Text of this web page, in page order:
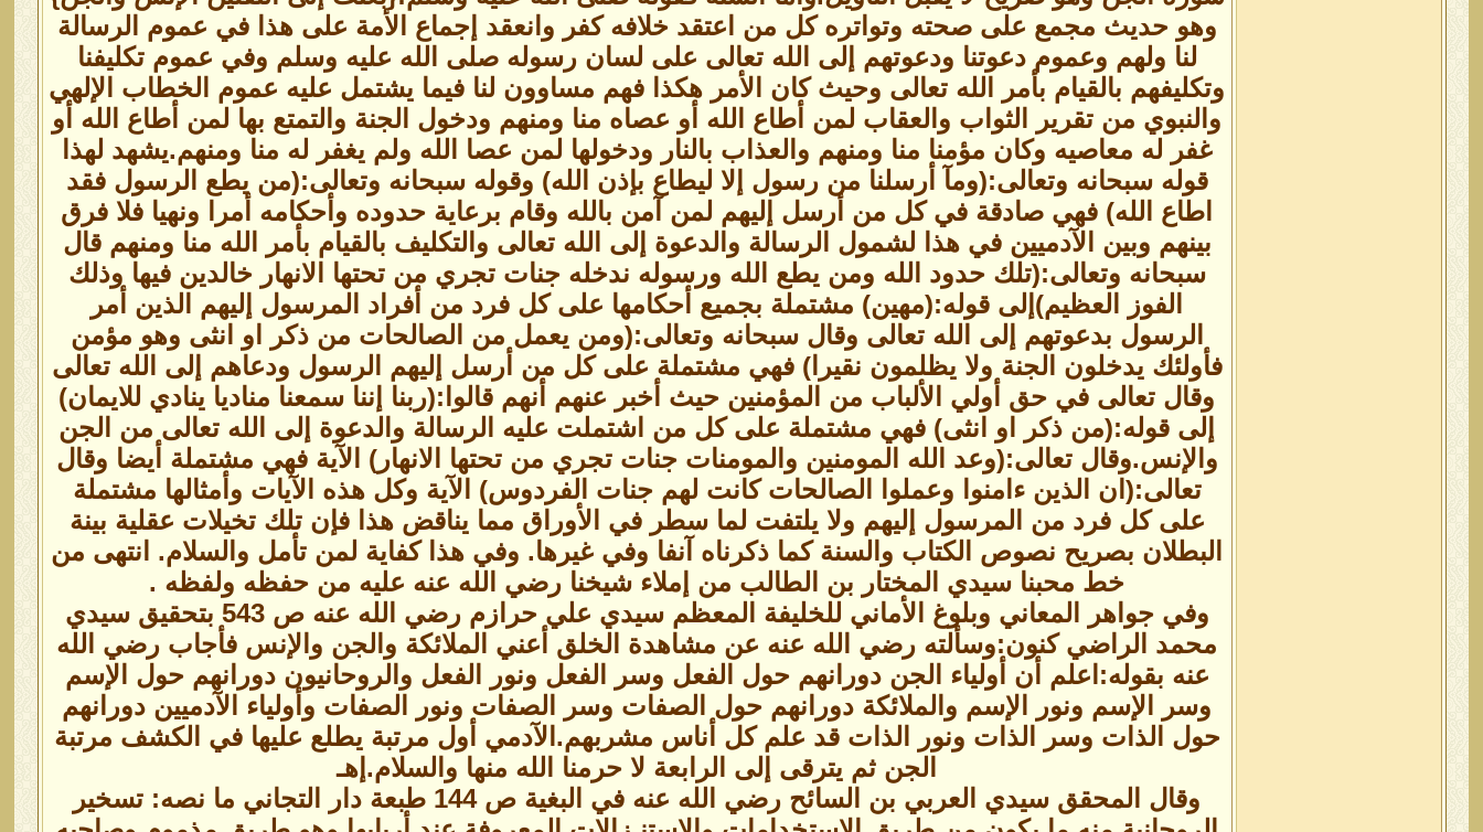
وهو حديث مجمع على صحته وتواتره كل من اعتقد خلافه كفر وانعقد إجماع الأمة على هذا في عموم الرسالة
لنا ولهم وعموم دعوتنا ودعوتهم إلى الله تعالى على لسان رسوله صلى الله عليه وسلم وفي عموم تكليفنا
وتكليفهم بالقيام بأمر الله تعالى وحيث كان الأمر هكذا فهم مساوون لنا فيما يشتمل عليه عموم الخطاب الإلهي
والنبوي من تقرير الثواب والعقاب لمن أطاع الله أو عصاه منا ومنهم ودخول الجنة والتمتع بها لمن أطاع الله أو
غفر له معاصيه وكان مؤمنا منا ومنهم والعذاب بالنار ودخولها لمن عصا الله ولم يغفر له منا ومنهم.يشهد لهذا
قوله سبحانه وتعالى:(ومآ أرسلنا من رسول إلا ليطاع بإذن الله) وقوله سبحانه وتعالى:(من يطع الرسول فقد
اطاع الله) فهي صادقة في كل من أرسل إليهم لمن آمن بالله وقام برعاية حدوده وأحكامه أمرا ونهيا فلا فرق
بينهم وبين الآدميين في هذا لشمول الرسالة والدعوة إلى الله تعالى والتكليف بالقيام بأمر الله منا ومنهم قال
سبحانه وتعالى:(تلك حدود الله ومن يطع الله ورسوله ندخله جنات تجري من تحتها الانهار خالدين فيها وذلك
الفوز العظيم)إلى قوله:(مهين) مشتملة بجميع أحكامها على كل فرد من أفراد المرسول إليهم الذين أمر
الرسول بدعوتهم إلى الله تعالى وقال سبحانه وتعالى:(ومن يعمل من الصالحات من ذكر او انثى وهو مؤمن
فأولئك يدخلون الجنة ولا يظلمون نقيرا) فهي مشتملة على كل من أرسل إليهم الرسول ودعاهم إلى الله تعالى
وقال تعالى في حق أولي الألباب من المؤمنين حيث أخبر عنهم أنهم قالوا:(ربنا إننا سمعنا مناديا ينادي للايمان)
إلى قوله:(من ذكر او انثى) فهي مشتملة على كل من اشتملت عليه الرسالة والدعوة إلى الله تعالى من الجن
والإنس.وقال تعالى:(وعد الله المومنين والمومنات جنات تجري من تحتها الانهار) الآية فهي مشتملة أيضا وقال
تعالى:(ان الذين ءامنوا وعملوا الصالحات كانت لهم جنات الفردوس) الآية وكل هذه الآيات وأمثالها مشتملة
على كل فرد من المرسول إليهم ولا يلتفت لما سطر في الأوراق مما يناقض هذا فإن تلك تخيلات عقلية بينة
البطلان بصريح نصوص الكتاب والسنة كما ذكرناه آنفا وفي غيرها. وفي هذا كفاية لمن تأمل والسلام. انتهى من
خط محبنا سيدي المختار بن الطالب من إملاء شيخنا رضي الله عنه عليه من حفظه ولفظه .
وفي جواهر المعاني وبلوغ الأماني للخليفة المعظم سيدي علي حرازم رضي الله عنه ص 543 بتحقيق سيدي
محمد الراضي كنون:وسألته رضي الله عنه عن مشاهدة الخلق أعني الملائكة والجن والإنس فأجاب رضي الله
عنه بقوله:اعلم أن أولياء الجن دورانهم حول الفعل وسر الفعل ونور الفعل والروحانيون دورانهم حول الإسم
وسر الإسم ونور الإسم والملائكة دورانهم حول الصفات وسر الصفات ونور الصفات وأولياء الآدميين دورانهم
حول الذات وسر الذات ونور الذات قد علم كل أناس مشربهم.الآدمي أول مرتبة يطلع عليها في الكشف مرتبة
الجن ثم يترقى إلى الرابعة لا حرمنا الله منها والسلام.إهـ
وقال المحقق سيدي العربي بن السائح رضي الله عنه في البغية ص 144 طبعة دار التجاني ما نصه: تسخير